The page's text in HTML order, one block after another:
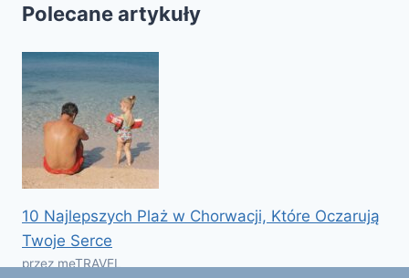
Polecane artykuły
10 Najlepszych Plaż w Chorwacji, Które Oczarują
Twoje Serce
przez meTRAVEL